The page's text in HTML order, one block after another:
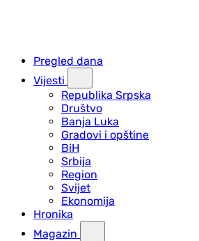
Pregled dana
Vijesti
Republika Srpska
Društvo
Banja Luka
Gradovi i opštine
BiH
Srbija
Region
Svijet
Ekonomija
Hronika
Magazin